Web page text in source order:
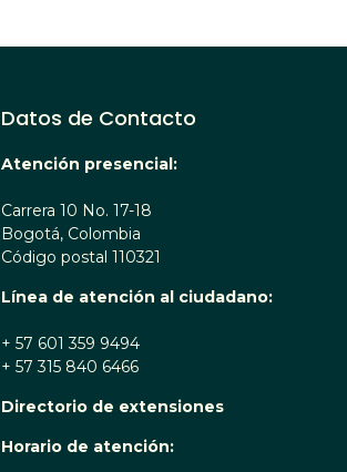
Datos de Contacto
Atención presencial:
Carrera 10 No. 17-18
Bogotá, Colombia
Código postal 110321
Línea de atención al ciudadano:
+ 57 601 359 9494
+ 57 315 840 6466
Directorio de extensiones
Horario de atención: